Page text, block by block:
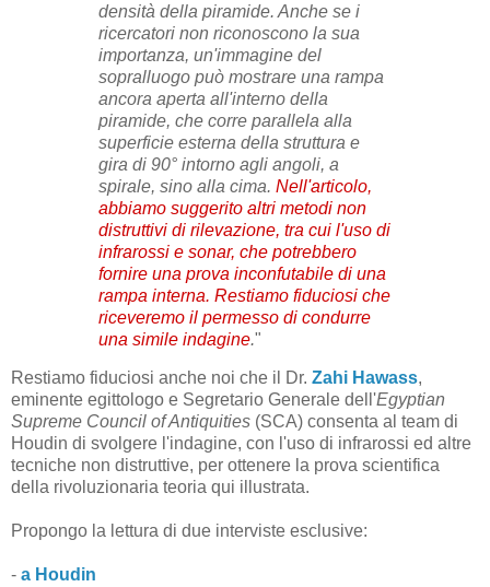
densità della piramide. Anche se i
ricercatori non riconoscono la sua
importanza, un'immagine del
sopralluogo può mostrare una rampa
ancora aperta all'interno della
piramide, che corre parallela alla
superficie esterna della struttura e
gira di 90° intorno agli angoli, a
spirale, sino alla cima. Nell'articolo,
abbiamo suggerito altri metodi non
distruttivi di rilevazione, tra cui l'uso di
infrarossi e sonar, che potrebbero
fornire una prova inconfutabile di una
rampa interna. Restiamo fiduciosi che
riceveremo il permesso di condurre
una simile indagine."
Restiamo fiduciosi anche noi che il Dr. Zahi Hawass,
eminente egittologo e Segretario Generale dell'Egyptian
Supreme Council of Antiquities (SCA) consenta al team di
Houdin di svolgere l'indagine, con l'uso di infrarossi ed altre
tecniche non distruttive, per ottenere la prova scientifica
della rivoluzionaria teoria qui illustrata.
Propongo la lettura di due interviste esclusive:
- a Houdin